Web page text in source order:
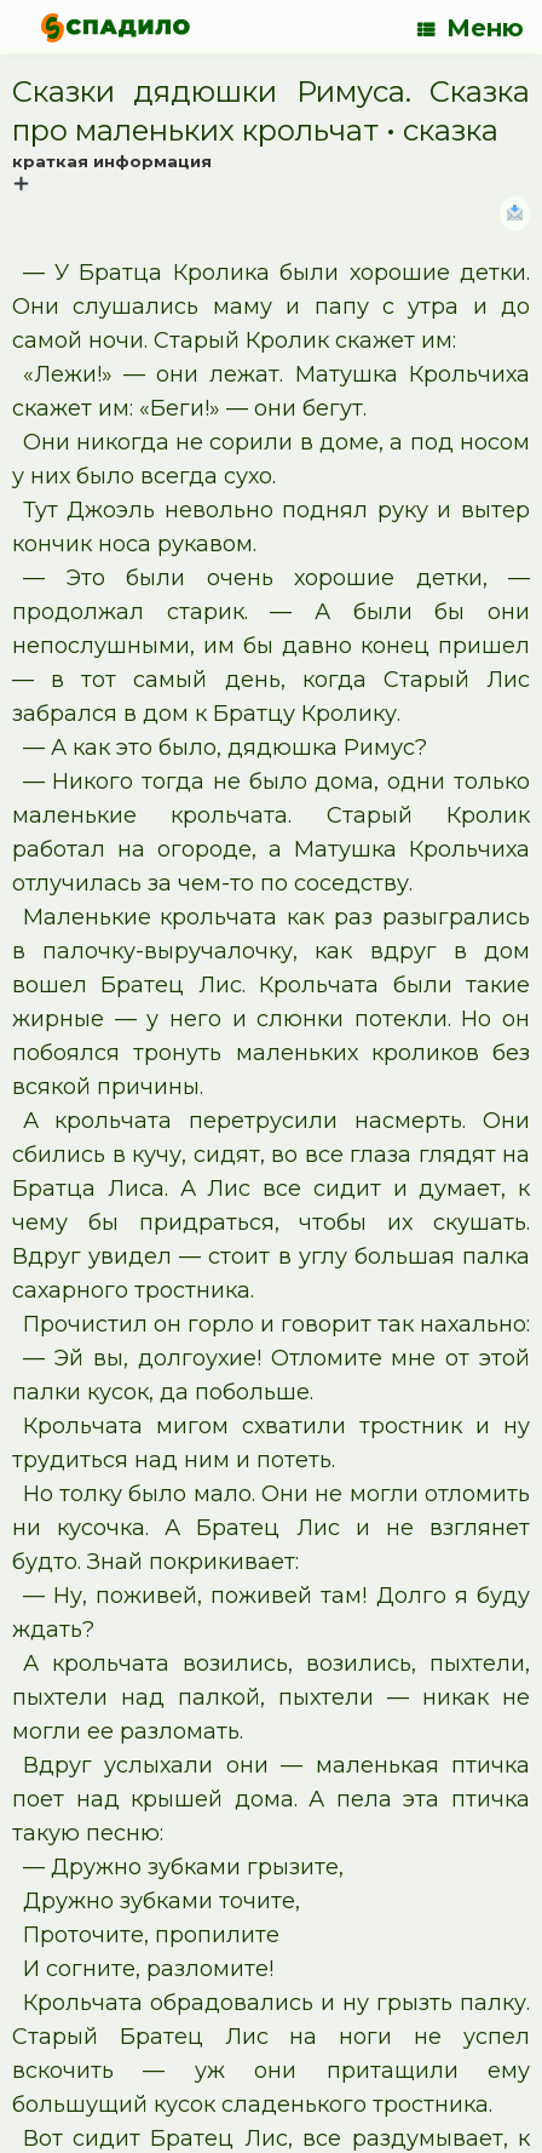
Меню
Сказки дядюшки Римуса. Сказка
про маленьких крольчат • cказка
краткая информация
— У Братца Кролика были хорошие детки.
Они слушались маму и папу с утра и до
самой ночи. Старый Кролик скажет им:
«Лежи!» — они лежат. Матушка Крольчиха
скажет им: «Беги!» — они бегут.
Они никогда не сорили в доме, а под носом
у них было всегда сухо.
Тут Джоэль невольно поднял руку и вытер
кончик носа рукавом.
— Это были очень хорошие детки, —
продолжал старик. — А были бы они
непослушными, им бы давно конец пришел
— в тот самый день, когда Старый Лис
забрался в дом к Братцу Кролику.
— А как это было, дядюшка Римус?
— Никого тогда не было дома, одни только
маленькие крольчата. Старый Кролик
работал на огороде, а Матушка Крольчиха
отлучилась за чем-то по соседству.
Маленькие крольчата как раз разыгрались
в палочку-выручалочку, как вдруг в дом
вошел Братец Лис. Крольчата были такие
жирные — у него и слюнки потекли. Но он
побоялся тронуть маленьких кроликов без
всякой причины.
А крольчата перетрусили насмерть. Они
сбились в кучу, сидят, во все глаза глядят на
Братца Лиса. А Лис все сидит и думает, к
чему бы придраться, чтобы их скушать.
Вдруг увидел — стоит в углу большая палка
сахарного тростника.
Прочистил он горло и говорит так нахально:
— Эй вы, долгоухие! Отломите мне от этой
палки кусок, да побольше.
Крольчата мигом схватили тростник и ну
трудиться над ним и потеть.
Но толку было мало. Они не могли отломить
ни кусочка. А Братец Лис и не взглянет
будто. Знай покрикивает:
— Ну, поживей, поживей там! Долго я буду
ждать?
А крольчата возились, возились, пыхтели,
пыхтели над палкой, пыхтели — никак не
могли ее разломать.
Вдруг услыхали они — маленькая птичка
поет над крышей дома. А пела эта птичка
такую песню:
— Дружно зубками грызите,
Дружно зубками точите,
Проточите, пропилите
И согните, разломите!
Крольчата обрадовались и ну грызть палку.
Старый Братец Лис на ноги не успел
вскочить — уж они притащили ему
большущий кусок сладенького тростника.
Вот сидит Братец Лис, все раздумывает, к